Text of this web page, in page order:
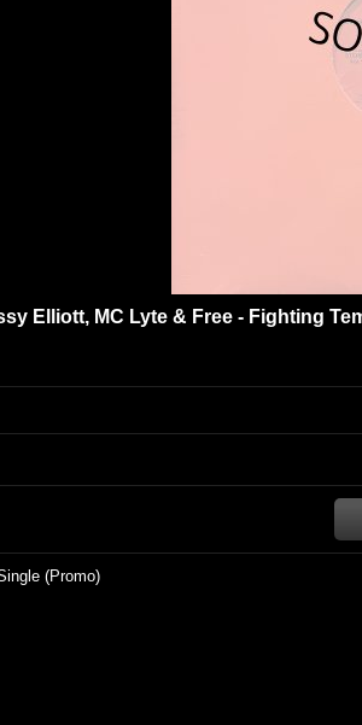
Elliott, MC Lyte & Free - Fighting
(Promo)